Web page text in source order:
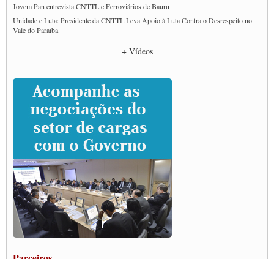
Jovem Pan entrevista CNTTL e Ferroviários de Bauru
Unidade e Luta: Presidente da CNTTL Leva Apoio à Luta Contra o Desrespeito no
Vale do Paraíba
Caminhoneiros prometem paralisação e cobram diálogo com Lula
CNTTL e lideranças de caminhoneiros participam de debate sobre saúde nas
rodovias
Paulinho e Litti debatem política global para transporte rodoviário de cargas na
SUTCRA no Uruguai
Grande Conquista da Categoria transporte de Cargas e Caminhoneiros Autonomos
ENCONTRO INTERNACIONAL EM APOIO A CLASSE TRABALHADORA
DO BRASIL E A ELEIÇÃO 2022
Carta às Brasileiras e aos Brasileiros em Defesa do Estado Democrático de Direito
Paulinho, presidente da CNTTL, faz balanço do 3º Congresso da CNTTL
Caminhoneiros aprovam greve a partir do 1º de novembro
Rodoviários de Feira Santana fazem Assembleia para avaliar proposta de reajuste
salarial
+ Vídeos